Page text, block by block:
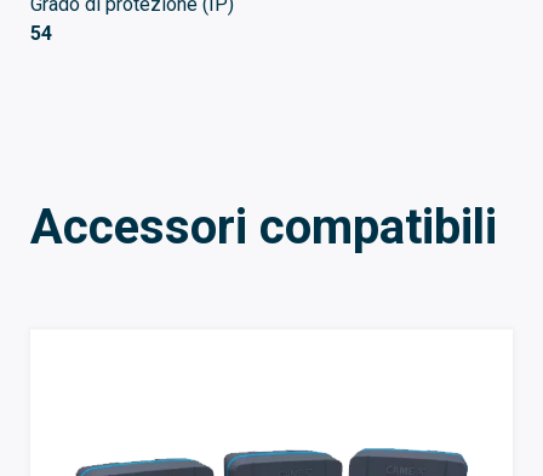
54
Accessori compatibili